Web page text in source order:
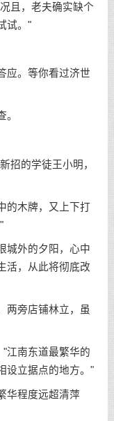
且，老夫确实缺个
试。"
应。等你看过济世
招的学徒王小明，
的木牌，又上下打
城外的夕阳，心中
活，从此将彻底改
两旁店铺林立，虽
江南东道最繁华的
设立据点的地方。"
华程度远超清萍